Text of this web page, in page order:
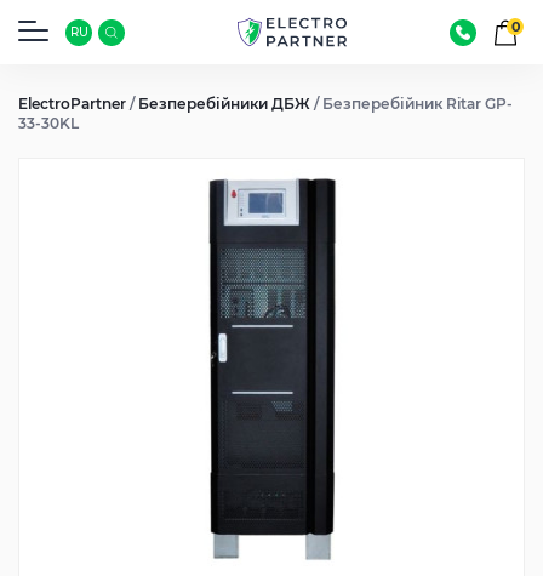
RU 0
ElectroPartner / Безперебійники ДБЖ / Безперебійник Ritar GP-
33-30KL